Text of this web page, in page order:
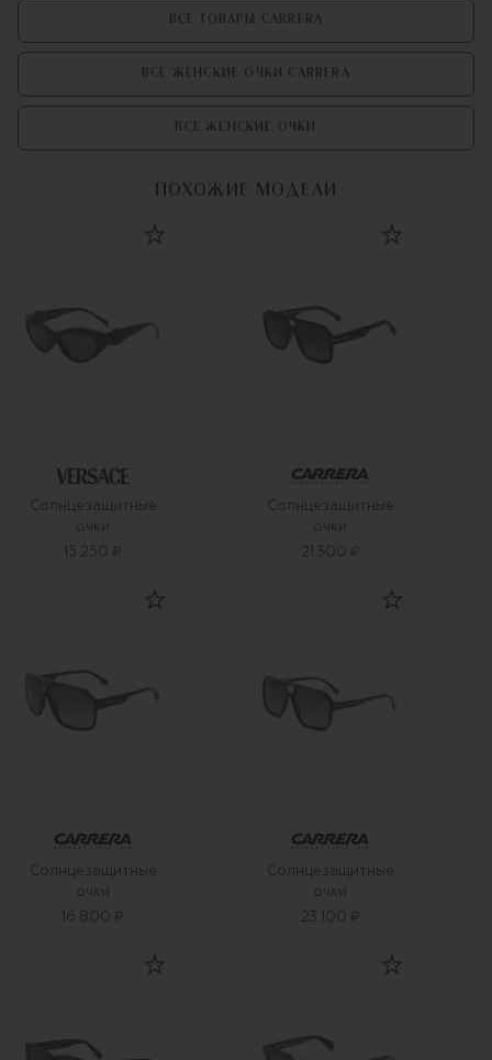
ВСЕ ТОВАРЫ CARRERA
ВСЕ ЖЕНСКИЕ ОЧКИ CARRERA
ВСЕ ЖЕНСКИЕ ОЧКИ
ПОХОЖИЕ МОДЕЛИ
Солнцезащитные
очки
15 250 ₽
Солнцезащитные
очки
21 300 ₽
Солнцезащитные
очки
16 800 ₽
Солнцезащитные
очки
23 100 ₽